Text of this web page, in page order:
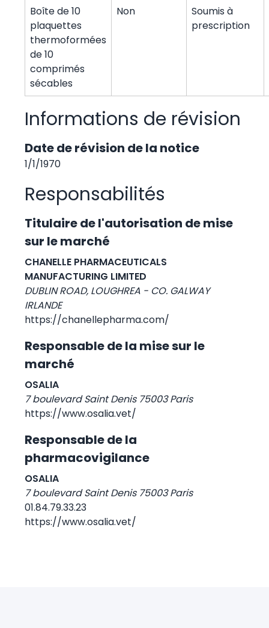
Boîte de 10
plaquettes
thermoformées
de 10
comprimés
sécables
Non
Soumis à
prescription
Informations de révision
Date de révision de la notice
1/1/1970
Responsabilités
Titulaire de l'autorisation de mise
sur le marché
CHANELLE PHARMACEUTICALS
MANUFACTURING LIMITED
DUBLIN ROAD, LOUGHREA - CO. GALWAY
IRLANDE
https://chanellepharma.com/
Responsable de la mise sur le
marché
OSALIA
7 boulevard Saint Denis 75003 Paris
https://www.osalia.vet/
Responsable de la
pharmacovigilance
OSALIA
7 boulevard Saint Denis 75003 Paris
01.84.79.33.23
https://www.osalia.vet/